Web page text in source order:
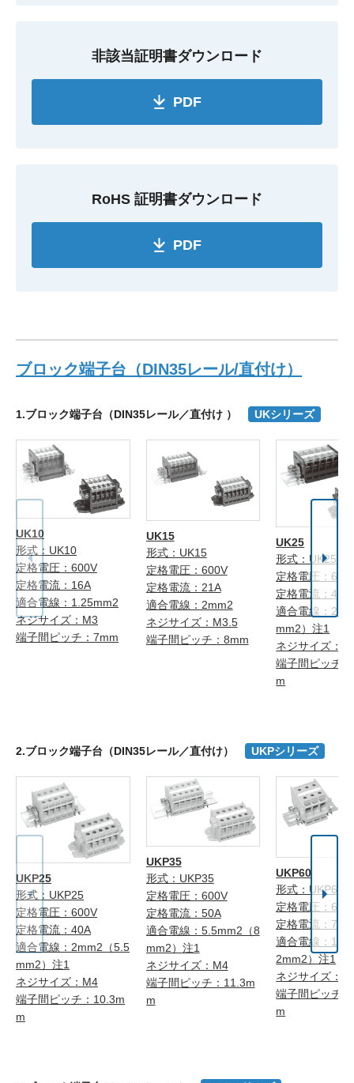
非該当証明書ダウンロード
PDF
RoHS 証明書ダウンロード
PDF
ブロック端子台（DIN35レール/直付け）
1.ブロック端子台（DIN35レール／直付け ） UKシリーズ
UK10
形式：UK10
定格電圧：600V
定格電流：16A
適合電線：1.25mm2
ネジサイズ：M3
端子間ピッチ：7mm
UK15
形式：UK15
定格電圧：600V
定格電流：21A
適合電線：2mm2
ネジサイズ：M3.5
端子間ピッチ：8mm
UK25
形式：UK25
定格電圧：
定格電流：40A
適合電線：
mm2）注1
ネジサイズ：
端子間ピッチ
m
2.ブロック端子台（DIN35レール／直付け） UKPシリーズ
UKP25
形式：UKP25
定格電圧：600V
定格電流：40A
適合電線：2mm2（5.5
mm2）注1
ネジサイズ：M4
端子間ピッチ：10.3m
m
UKP35
形式：UKP35
定格電圧：600V
定格電流：50A
適合電線：5.5mm2（8
mm2）注1
ネジサイズ：M4
端子間ピッチ：11.3m
m
UKP60
形式：UKP60
定格電圧：
定格電流：70A
適合電線：
2mm2）注1
ネジサイズ：
端子間ピッチ
m